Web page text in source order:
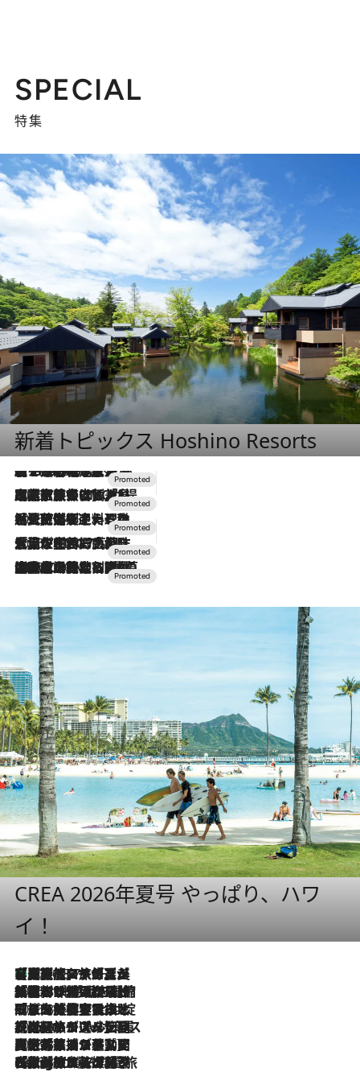
SPECIAL
特集
新着トピックス Hoshino Resorts
2026.8.7
【トンボの足水浴】ヒノキの香りに包まれて涼感マックス！約13℃の湧水かけ流しを避暑地「星野温泉 トンボの湯」で体験
2026.7.31
【ホテル帰省】という選択肢をOMOが提案。家族とほどよい距離を保つには「昼は実家、夜は気兼ねなくホテルで！」
2026.7.24
【夏限定ディナーコース】旬を迎える稚鮎や花ズッキーニなどをイタリア・トスカーナの郷土料理の手法で満喫！
2026.7.17
「土佐和ハーブかき氷」がOMO7高知に登場！生姜、山椒、大葉など目にも舌にも涼を呼ぶ郷土の味
2026.7.10
NEW OPEN！【界 草津】名湯の地に誕生。趣の異なる2種の温泉と上州ならではの会席・蕎麦割烹など美食を味わう究極の癒やし旅
CREA 2026年夏号 やっぱり、ハワ
イ！
2026.8.7
【厳選旅コスメ】「多機能アイテムがメイン！」旅好き美容エディターが選んだ夏旅ベストコスメを発表【Mサイズジップ】
2026.8.6
「荷物が増えるほど旅ストレスは増す」美容ジャーナリストがたどり着いた最終結論。“化粧品を劇的に減らす”感動の凝縮美容とは
2026.8.6
「旅先には金髪ウィッグを持参」日本と同じメイクでは損してる!? 美容ジャーナリストが提案する“掟破りの旅美容”とは
2026.8.6
【厳選旅コスメ】「身軽さ＆UV対策重視！」ヘアアーティストshucoが選んだ夏旅ベストコスメを発表【Mサイズジップ】
2026.8.5
【厳選旅コスメ】国内をあちこち移動する河井菜摘が選んだ夏旅ベストコスメ発表！「リラックスアイテムはマスト」【Mサイズジップ】
2026.8.4
【厳選旅コスメ】「紫外線＆乾燥対策しながらメイク感も！」ヘア＆メイクGeorgeが選んだ夏旅ベストコスメを発表！【Mサイズジップ】